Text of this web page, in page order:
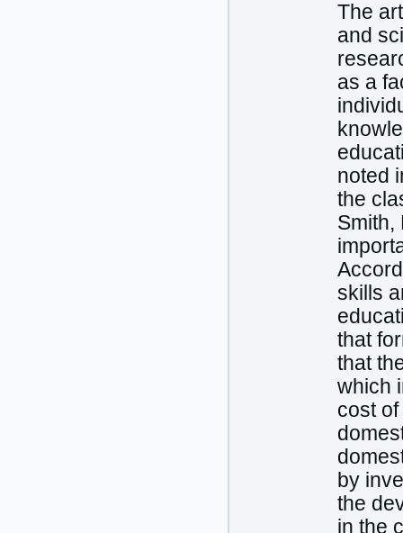
The
and
as a
noted
the
Smith,
skills
that
that
which
cost
by
the
in the